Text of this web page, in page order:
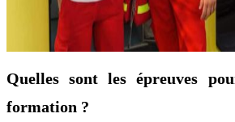
Quelles sont les épreuves
formation ?